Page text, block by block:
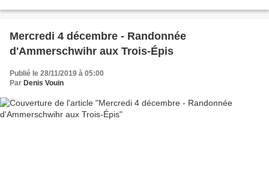
Mercredi 4 décembre - Randonnée
d'Ammerschwihr aux Trois-Épis
Publié le 28/11/2019 à 05:00
Par Denis Vouin